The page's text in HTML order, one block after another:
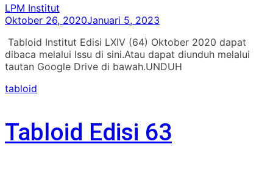
LPM Institut
Oktober 26, 2020Januari 5, 2023
Tabloid Institut Edisi LXIV (64) Oktober 2020 dapat
dibaca melalui Issu di sini.Atau dapat diunduh melalui
tautan Google Drive di bawah.UNDUH
tabloid
Tabloid Edisi 63